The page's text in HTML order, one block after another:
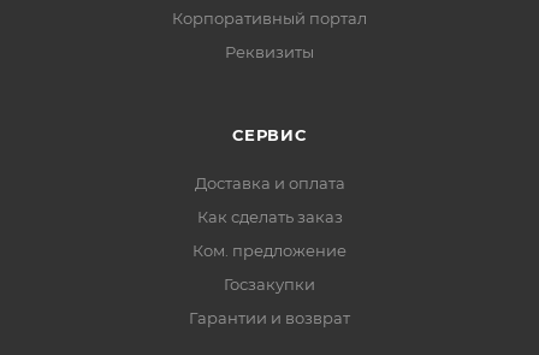
Размер в упаковке12 × 14 × 4 см
Корпоративный портал
Реквизиты
СЕРВИС
Доставка и оплата
Как сделать заказ
Ком. предложение
Госзакупки
Гарантии и возврат